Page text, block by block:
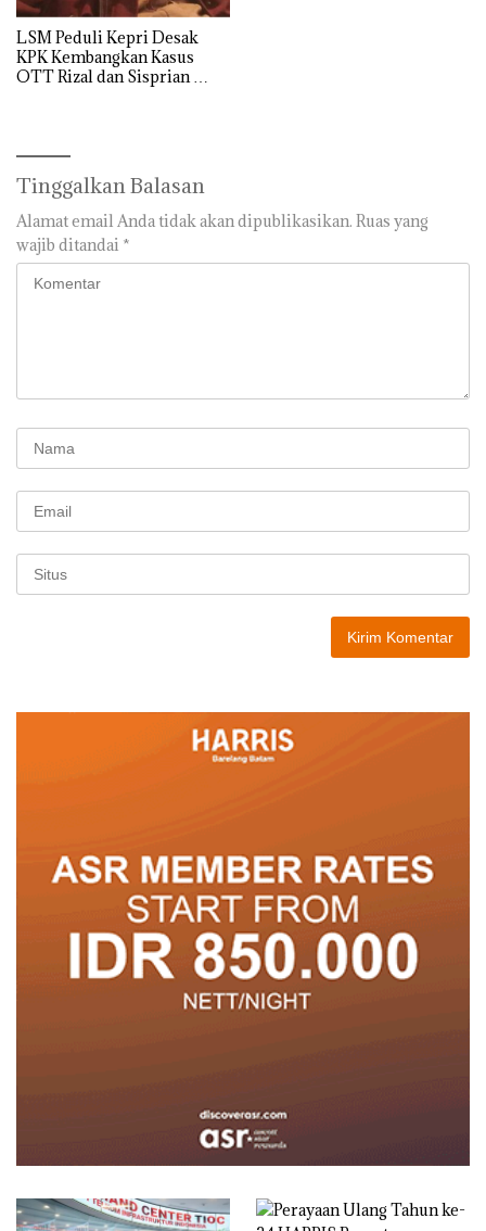
LSM Peduli Kepri Desak
KPK Kembangkan Kasus
OTT Rizal dan Sisprian
Tinggalkan Balasan
Alamat email Anda tidak akan dipublikasikan. Ruas yang
wajib ditandai *